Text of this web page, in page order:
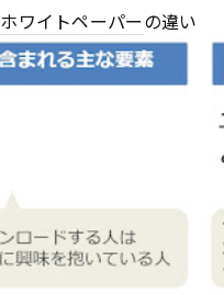
ホワイトペーパーの違い